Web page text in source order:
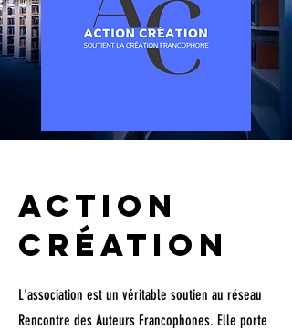
ACTION
CRÉATION
L'association est un véritable soutien au réseau
Rencontre des Auteurs Francophones. Elle porte